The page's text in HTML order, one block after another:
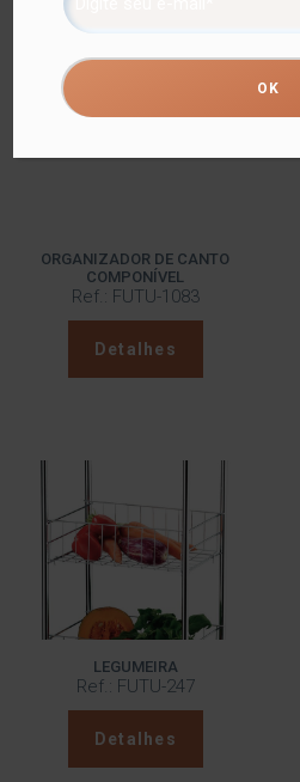
Produtos relacionados
ORGANIZADOR DE CANTO
COMPONÍVEL
Ref.: FUTU-1083
Detalhes
LEGUMEIRA
Ref.: FUTU-247
Detalhes